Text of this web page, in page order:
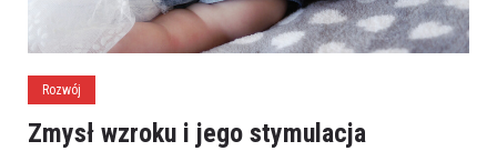
Rozwój
Zmysł wzroku i jego stymulacja